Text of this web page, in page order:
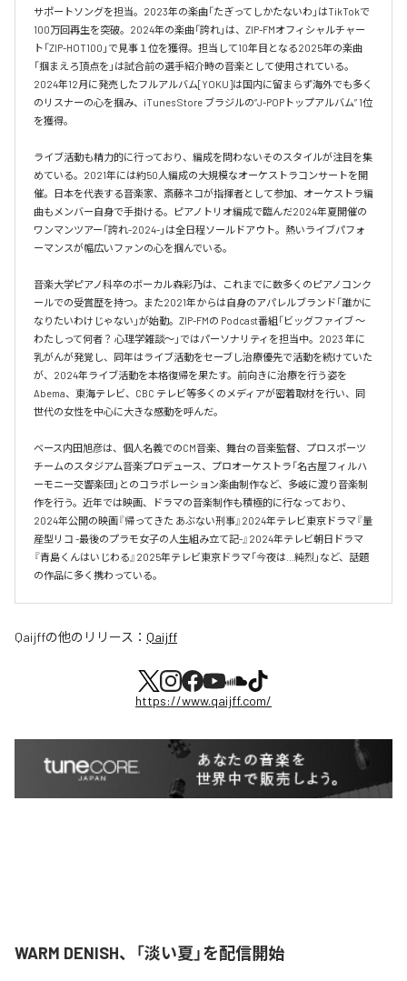
サポートソングを担当。2023年の楽曲「たぎってしかたないわ」はTikTokで
100万回再生を突破。2024年の楽曲「誇れ」は、ZIP-FMオフィシャルチャー
ト「ZIP-HOT100」で見事１位を獲得。担当して10年目となる2025年の楽曲
「掴まえろ頂点を」は試合前の選手紹介時の音楽として使用されている。
2024年12月に発売したフルアルバム[YOKU]は国内に留まらず海外でも多く
のリスナーの心を掴み、iTunes Store ブラジルの”J-POPトップアルバム” 1位
を獲得。
ライブ活動も精力的に行っており、編成を問わないそのスタイルが注目を集
めている。2021年には約50人編成の大規模なオーケストラコンサートを開
催。日本を代表する音楽家、斎藤ネコが指揮者として参加、オーケストラ編
曲もメンバー自身で手掛ける。ピアノトリオ編成で臨んだ2024年夏開催の
ワンマンツアー「誇れ-2024-」は全日程ソールドアウト。熱いライブパフォ
ーマンスが幅広いファンの心を掴んでいる。
音楽大学ピアノ科卒のボーカル森彩乃は、これまでに数多くのピアノコンク
ールでの受賞歴を持つ。また2021年からは自身のアパレルブランド「誰かに
なりたいわけじゃない」が始動。ZIP-FMの Podcast番組「ビッグファイブ 〜
わたしって何者？ 心理学雑談〜」ではパーソナリティを担当中。2023 年に
乳がんが発覚し、同年はライブ活動をセーブし治療優先で活動を続けていた
が、2024年ライブ活動を本格復帰を果たす。前向きに治療を行う姿を
Abema、東海テレビ、CBC テレビ等多くのメディアが密着取材を行い、同
世代の女性を中心に大きな感動を呼んだ。
ベース内田旭彦は、個人名義でのCM音楽、舞台の音楽監督、プロスポーツ
チームのスタジアム音楽プロデュース、プロオーケストラ「名古屋フィルハ
ーモニー交響楽団」とのコラボレーション楽曲制作など、多岐に渡り音楽制
作を行う。近年では映画、ドラマの音楽制作も積極的に行なっており、
2024年公開の映画『帰ってきた あぶない刑事』2024年テレビ東京ドラマ『量
産型リコ -最後のプラモ女子の人生組み立て記-』2024年テレビ朝日ドラマ
『青島くんはいじわる』2025年テレビ東京ドラマ「今夜は…純烈」など、話題
の作品に多く携わっている。
Qaijffの他のリリース： Qaijff
https://www.qaijff.com/
WARM DENISH、「淡い夏」を配信開始